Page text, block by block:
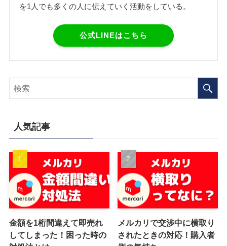
を1人でも多くの人に伝えていく活動をしている。
公式LINEはこちら
人気記事
金額を1桁間違えて即売れ
してしまった！困った時の
メルカリで交渉中に横取り
されたときの対応！購入者